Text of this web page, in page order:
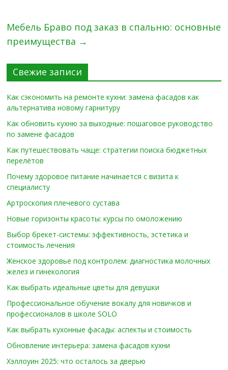
Мебель Браво под заказ в спальню: основные
преимущества →
Свежие записи
Как сэкономить на ремонте кухни: замена фасадов как
альтернатива новому гарнитуру
Как обновить кухню за выходные: пошаговое руководство
по замене фасадов
Как путешествовать чаще: стратегии поиска бюджетных
перелётов
Почему здоровое питание начинается с визита к
специалисту
Артроскопия плечевого сустава
Новые горизонты красоты: курсы по омоложению
Выбор брекет-системы: эффективность, эстетика и
стоимость лечения
Женское здоровье под контролем: диагностика молочных
желез и гинекология
Как выбрать идеальные цветы для девушки
Профессиональное обучение вокалу для новичков и
профессионалов в школе SOLO
Как выбрать кухонные фасады: аспекты и стоимость
Обновление интерьера: замена фасадов кухни
Хэллоуин 2025: что осталось за дверью